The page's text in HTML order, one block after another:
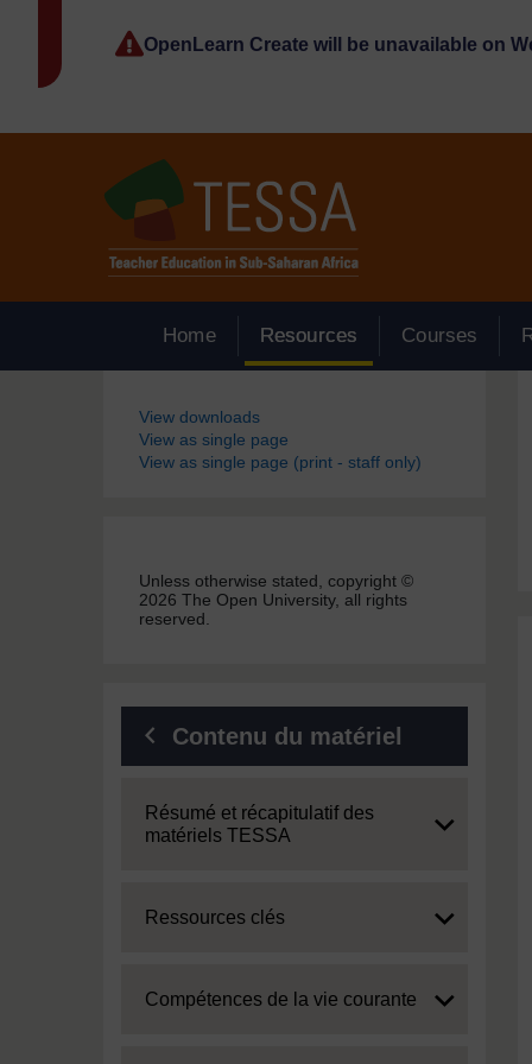
OpenLearn Create will be unavailable on
Home Resources Courses
Blocs
View downloads
View as single page
View as single page (print - staff only)
Unless otherwise stated, copyright ©
2026 The Open University, all rights
reserved.
Contenu du matériel
Expand
Résumé et récapitulatif des
matériels TESSA
Expand
Ressources clés
Expand
Compétences de la vie courante